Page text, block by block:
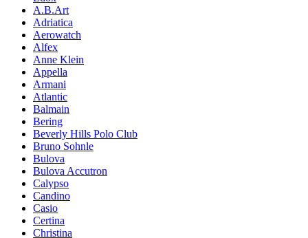
A.B.Art
Adriatica
Aerowatch
Alfex
Anne Klein
Appella
Armani
Atlantic
Balmain
Bering
Beverly Hills Polo Club
Bruno Sohnle
Bulova
Bulova Accutron
Calypso
Candino
Casio
Certina
Christina